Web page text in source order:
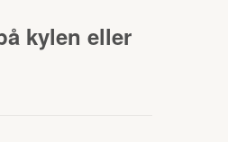
kylen eller